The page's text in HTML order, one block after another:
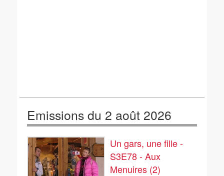
Emissions du 2 août 2026
Un gars, une fille -
S3E78 - Aux
Menuires (2)